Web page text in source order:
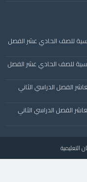
للصف الحادي عشر الفصل
للصف الحادي عشر الفصل
الفصل الدراسي الثاني
الفصل الدراسي الثاني
التعليمية